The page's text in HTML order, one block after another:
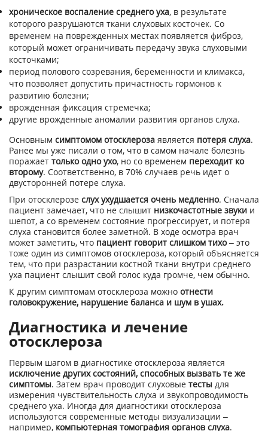
хроническое воспаление среднего уха, в результате
которого разрушаются ткани слуховых косточек. Со
временем на поврежденных местах появляется фиброз,
который может ограничивать передачу звука слуховыми
косточками;
период полового созревания, беременности и климакса,
что позволяет допустить причастность гормонов к
развитию болезни;
врожденная фиксация стремечка;
другие врожденные аномалии развития органов слуха.
Основным симптомом отосклероза является потеря слуха.
Ранее мы уже писали о том, что в самом начале болезнь
поражает только одно ухо, но со временем переходит ко
второму. Соответственно, в 70% случаев речь идет о
двусторонней потере слуха.
При отосклерозе слух ухудшается очень медленно. Сначала
пациент замечает, что не слышит низкочастотные звуки и
шепот, а со временем состояние прогрессирует, и потеря
слуха становится более заметной. В ходе осмотра врач
может заметить, что пациент говорит слишком тихо– это
тоже один из симптомов отосклероза, который объясняется
тем, что при разрастании костной ткани внутри среднего
уха пациент слышит свой голос куда громче, чем обычно.
К другим симптомам отосклероза можно отнести
головокружение, нарушение баланса и шум в ушах.
Диагностика и лечение
отосклероза
Первым шагом в диагностике отосклероза является
исключение других состояний, способных вызвать те же
симптомы. Затем врач проводит слуховые тесты для
измерения чувствительность слуха и звукопроводимость
среднего уха. Иногда для диагностики отосклероза
используются современные методы визуализации –
например, компьютерная томография органов слуха.